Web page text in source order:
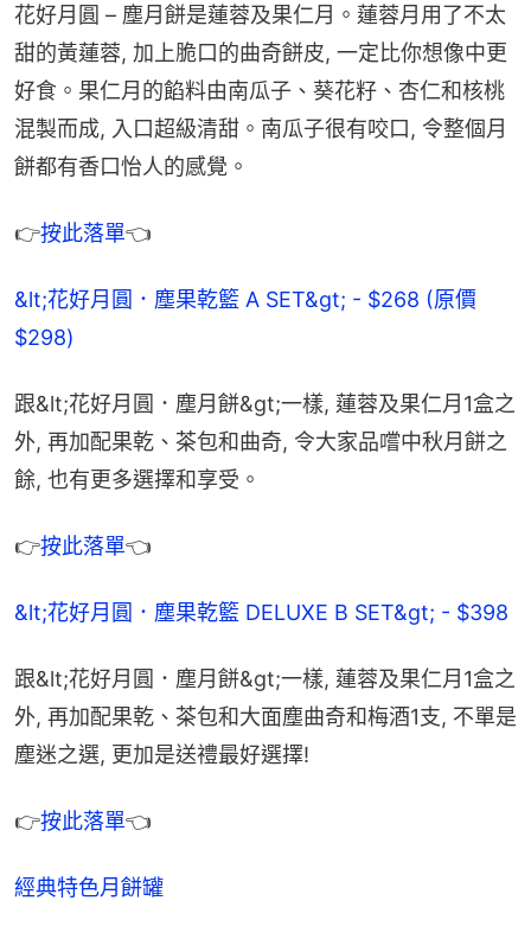
花好月圓 – 塵月餅是蓮蓉及果仁月。蓮蓉月用了不太
甜的黃蓮蓉, 加上脆口的曲奇餅皮, 一定比你想像中更
好食。果仁月的餡料由南瓜子、葵花籽、杏仁和核桃
混製而成, 入口超級清甜。南瓜子很有咬口, 令整個月
餅都有香口怡人的感覺。
👉按此落單👈
&lt;花好月圓．塵果乾籃 A SET&gt; - $268 (原價
$298)
跟&lt;花好月圓．塵月餅&gt;一樣, 蓮蓉及果仁月1盒之
外, 再加配果乾、茶包和曲奇, 令大家品嚐中秋月餅之
餘, 也有更多選擇和享受。
👉按此落單👈
&lt;花好月圓．塵果乾籃 DELUXE B SET&gt; - $398
跟&lt;花好月圓．塵月餅&gt;一樣, 蓮蓉及果仁月1盒之
外, 再加配果乾、茶包和大面塵曲奇和梅酒1支, 不單是
塵迷之選, 更加是送禮最好選擇!
👉按此落單👈
經典特色月餅罐